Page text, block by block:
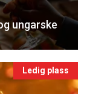
ungarske
Ledig plass